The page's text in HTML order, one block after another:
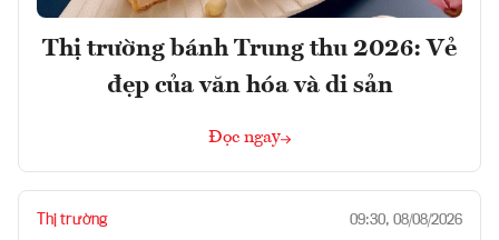
Thị trường bánh Trung thu 2026: Vẻ
đẹp của văn hóa và di sản
Đọc ngay
Thị trường 09:30, 08/08/2026